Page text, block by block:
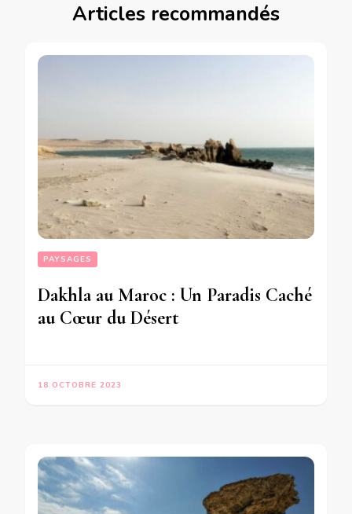
Articles recommandés
PAYSAGES
Dakhla au Maroc : Un Paradis Caché
au Cœur du Désert
18 OCTOBRE 2023